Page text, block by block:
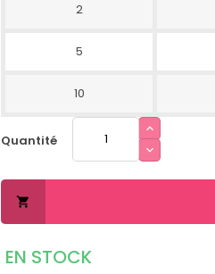
2
5
10
Quantité

EN STOCK